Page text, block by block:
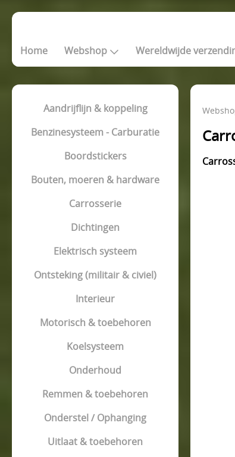
Home Webshop Wereldwijde
Aandrijflijn & koppeling
Benzinesysteem - Carburatie
Boordstickers
Bouten, moeren & hardware
Carrosserie
Dichtingen
Elektrisch systeem
Ontsteking (militair & civiel)
Interieur
Motorisch & toebehoren
Koelsysteem
Onderhoud
Remmen & toebehoren
Onderstel / Ophanging
Uitlaat & toebehoren